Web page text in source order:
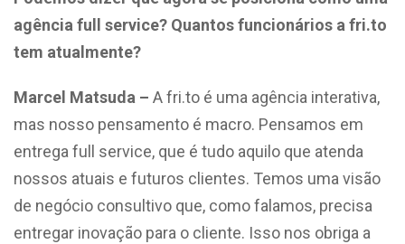
agência full service? Quantos funcionários a fri.to
tem atualmente?
Marcel Matsuda – A fri.to é uma agência interativa,
mas nosso pensamento é macro. Pensamos em
entrega full service, que é tudo aquilo que atenda
nossos atuais e futuros clientes. Temos uma visão
de negócio consultivo que, como falamos, precisa
entregar inovação para o cliente. Isso nos obriga a